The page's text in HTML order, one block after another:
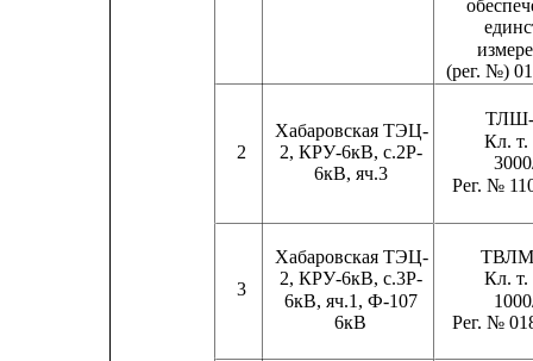
2
Хабаровская ТЭЦ-
2, КРУ-6кВ, с.2Р-
6кВ, яч.3
Кл. т.
Рег. №
3
Хабаровская ТЭЦ-
2, КРУ-6кВ, с.3Р-
6кВ, яч.1, Ф-107
6кВ
Кл. т.
Рег. №
(рег. №)